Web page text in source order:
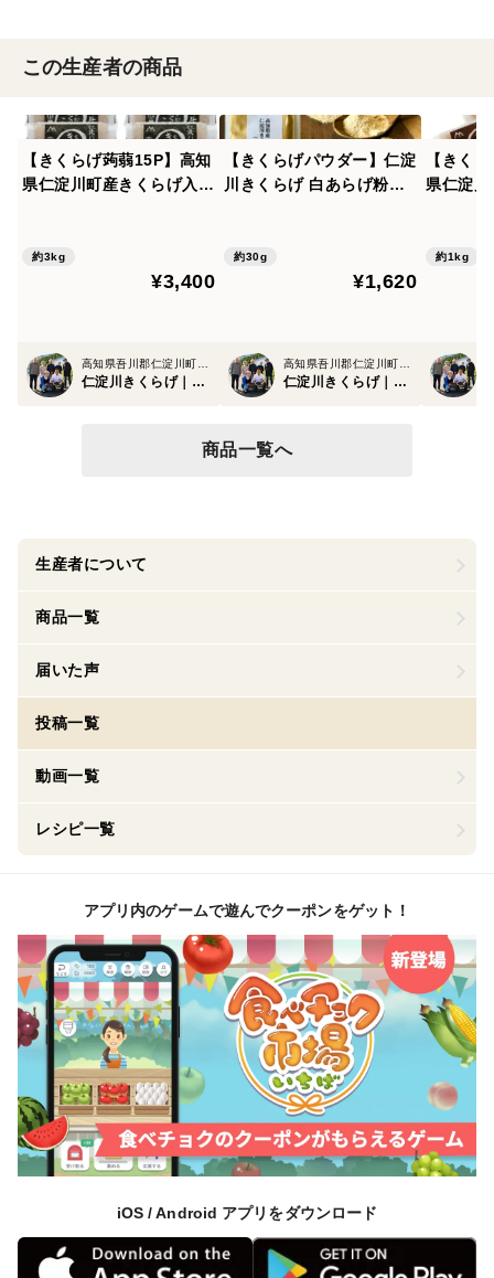
この生産者の商品
【きくらげ蒟蒻15P】高知
県仁淀川町産きくらげ入り
や鍋物にも
約3kg
¥3,400
高知県吾川郡仁淀川町竹ノ谷
仁淀川きくらげ｜高知県仁淀川町産
【きくらげパウダー】仁淀
川きくらげ 白あらげ粉末3
約30g
¥1,620
高知県吾川郡仁淀川町竹ノ谷
仁淀川きくらげ｜高知県仁淀川町産
【きく
県仁淀
鍋物にも
約1kg
商品一覧へ
生産者について
商品一覧
届いた声
投稿一覧
動画一覧
レシピ一覧
アプリ内のゲームで遊んでクーポンをゲット！
iOS / Android アプリをダウンロード